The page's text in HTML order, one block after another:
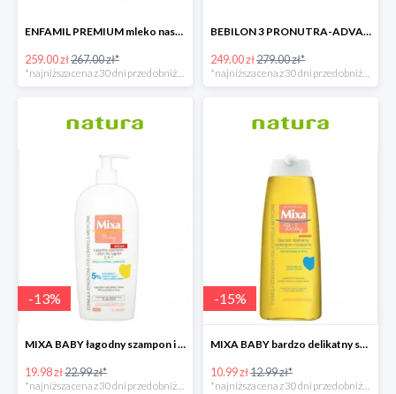
ENFAMIL PREMIUM mleko następne 4x1200 G
259.00 zł267.00 zł*
BEBILON 3 PRONUTRA-ADVANCE mleko modyfikowane 4x1100g
249.00 zł279.00 zł*
-13%
MIXA BABY łagodny szampon i płyn do kąpieli 2w1
19.98 zł22.99 zł*
*najniższa cena z 30 dni przed obniżką
-15%
MIXA BABY bardzo delikatny szampon micelarny
10.99 zł12.99 zł*
*najniższa cena z 30 dni przed obniżką